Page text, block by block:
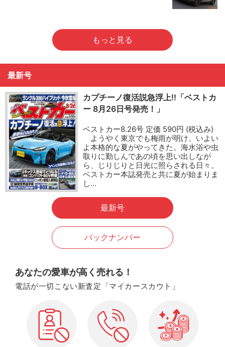
もっと見る
最新号
カプチーノ復活説急浮上!!「ベストカ
ー 8月26日号発売！」
ベストカー8.26号 定価 590円 (税込み)
ようやく東京でも梅雨が明け、いよい
よ本格的な夏がやってきた。海水浴や虫
取りに勤しんであの頃を思い出しなが
ら、じりじりと日光に照らされる日々。
ベストカー本誌発売と共に夏が始まりま
し…
最新号
バックナンバー
あなたの愛車が高く売れる！
電話が一切こない新査定「マイカースカウト」